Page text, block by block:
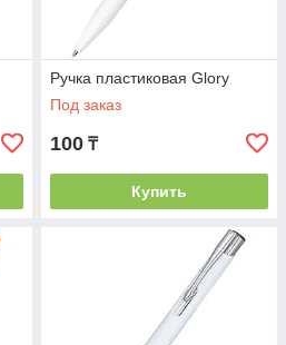
Ручка пластиковая Glory
Под заказ
100 ₸
Купить